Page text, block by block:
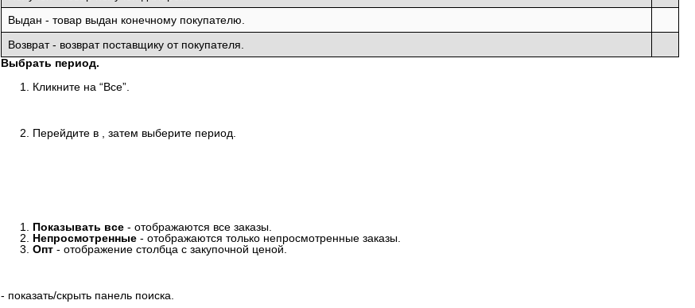
Выдан - товар выдан конечному покупателю.
Возврат - возврат поставщику от покупателя.
Выбрать период.
Кликните на “Все”.
Перейдите в , затем выберите период.
Показывать все- отображаются все заказы.
Непросмотренные- отображаются только непросмотренные заказы.
Опт- отображение столбца с закупочной ценой.
- показать/скрыть панель поиска.